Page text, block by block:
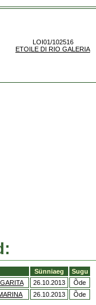
LOI01/102516
ETOILE DI RIO GALERIA
Sünniaeg
Sugu
26.10.2013
Õde
26.10.2013 Õde